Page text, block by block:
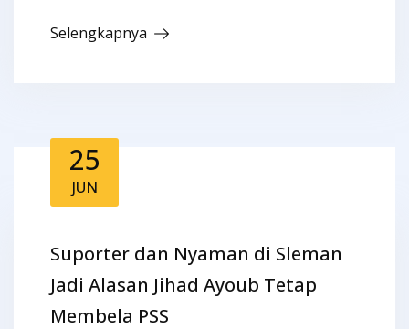
Selengkapnya
25
JUN
Suporter dan Nyaman di Sleman
Jadi Alasan Jihad Ayoub Tetap
Membela PSS